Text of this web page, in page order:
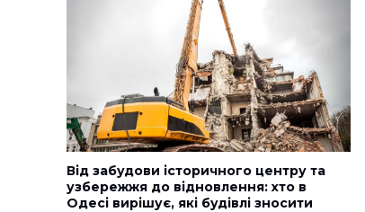
Від забудови історичного центру та
узбережжя до відновлення: хто в
Одесі вирішує, які будівлі зносити